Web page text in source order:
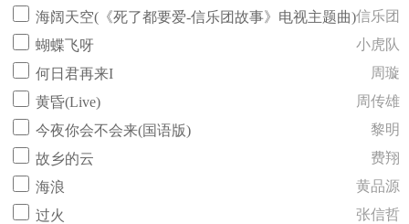
海阔天空(《死了都要爱-信乐团故事》电视主题曲)信乐团
蝴蝶飞呀
小虎队
何日君再来I
周璇
黄昏(Live)
周传雄
今夜你会不会来(国语版)
黎明
故乡的云
费翔
海浪
黄品源
过火
张信哲